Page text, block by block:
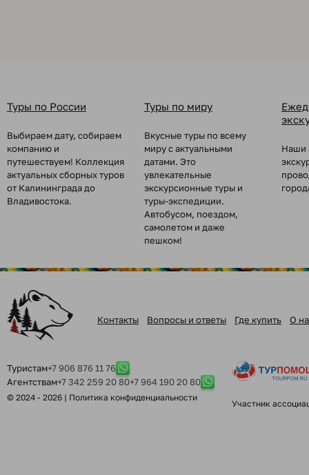
Туры по России
Выбираем дату, собираем
компанию и
путешествуем! Коллекция
актуальных сборных туров
от Калининграда до
Владивостока.
Туры по миру
Вкусные туры по всему
миру с актуальными
датами. Это
увлекательные
экскурсионные туры и
туры-экспедиции.
Автобусом, поездом,
самолетом и даже
пешком!
Наши
Контакты Вопросы и ответы Где купить О
Туристам+7 906 876 11 76
Агентствам+7 342 259 20 80+7 964 190 20 80
© 2024 - 2026 | Политика конфиденциальности
Участник